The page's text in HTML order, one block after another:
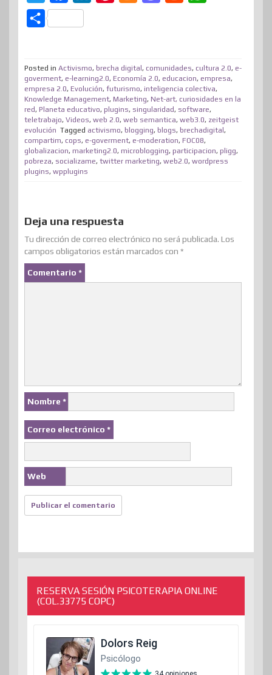
w
t
e
r
a
c
b
o
o
k
e
d
I
n
e
r
e
s
t
a
m
e
o
d
o
n
i
t
s
A
p
p
C
p
a
r
t
i
r
Posted in Activismo, brecha digital, comunidades, cultura 2.0, e-
goverment, e-learning2.0, Economía 2.0, educacion, empresa,
empresa 2.0, Evolución, futurismo, inteligencia colectiva,
Knowledge Management, Marketing, Net-art, curiosidades en la
red, Planeta educativo, plugins, singularidad, software,
teletrabajo, Videos, web 2.0, web semantica, web3.0, zeitgeist
evolución Tagged activismo, blogging, blogs, brechadigital,
compartim, cops, e-goverment, e-moderation, FOC08,
globalizacion, marketing2.0, microblogging, participacion, pligg,
pobreza, socializame, twitter marketing, web2.0, wordpress
plugins, wpplugins
Deja una respuesta
Tu dirección de correo electrónico no será publicada. Los
campos obligatorios están marcados con *
Comentario *
Nombre *
Correo electrónico *
Web
RESERVA SESIÓN PSICOTERAPIA ONLINE
(COL.33775 COPC)